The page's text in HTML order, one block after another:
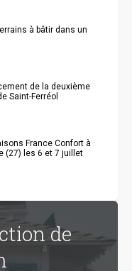
à bâtir dans un
de la deuxième
Saint-Ferréol
France Confort à
(27) les 6 et 7 juillet
de